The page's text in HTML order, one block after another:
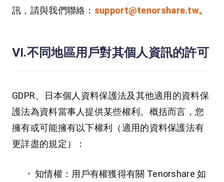
訊，請與我們聯絡： support@tenorshare.tw。
Ⅵ.不同地區用戶對其個人資訊的許可
GDPR、日本個人資料保護法及其他適用的資料保
護法為資料當事人提供某些權利。概括而言，您
擁有或可能擁有以下權利（適用的資料保護法有
更詳盡的規定）：
知情權：用戶有權獲得有關 Tenorshare 如